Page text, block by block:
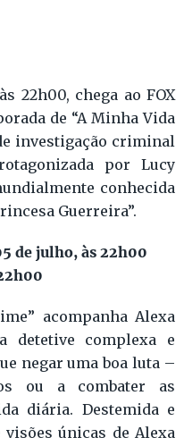
22h00, chega ao FOX
de “A Minha Vida
investigação criminal
por Lucy
conhecida
Guerreira”.
de julho, às 22h00
acompanha Alexa
detetive complexa e
negar uma boa luta –
ou a combater as
diária. Destemida e
visões únicas de Alexa